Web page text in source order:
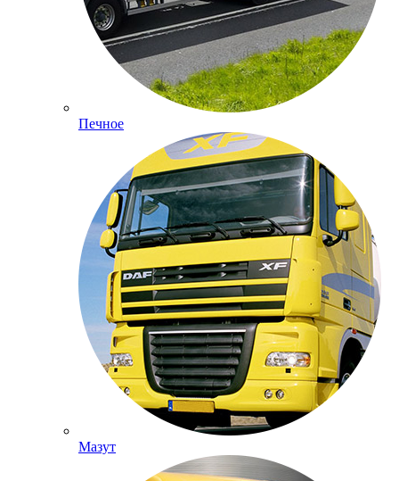
Печное
Мазут